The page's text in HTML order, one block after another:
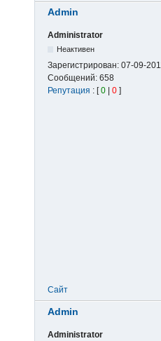
Admin
Administrator
Неактивен
Зарегистрирован: 07-09-
Сообщений: 658
Репутация : [0 0 ]
Сайт
Admin
Administrator